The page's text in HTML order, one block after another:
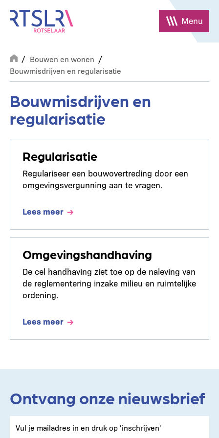
naar
inhoud
gaan
Menu
Breadcrumb
Bouwen en wonen
Bouwmisdrijven en regularisatie
Bouwmisdrijven en
regularisatie
Regularisatie
Regulariseer een bouwovertreding door een
omgevingsvergunning aan te vragen.
Lees meer
Omgevingshandhaving
De cel handhaving ziet toe op de naleving van
de reglementering inzake milieu en ruimtelijke
ordening.
Lees meer
Ontvang onze nieuwsbrief